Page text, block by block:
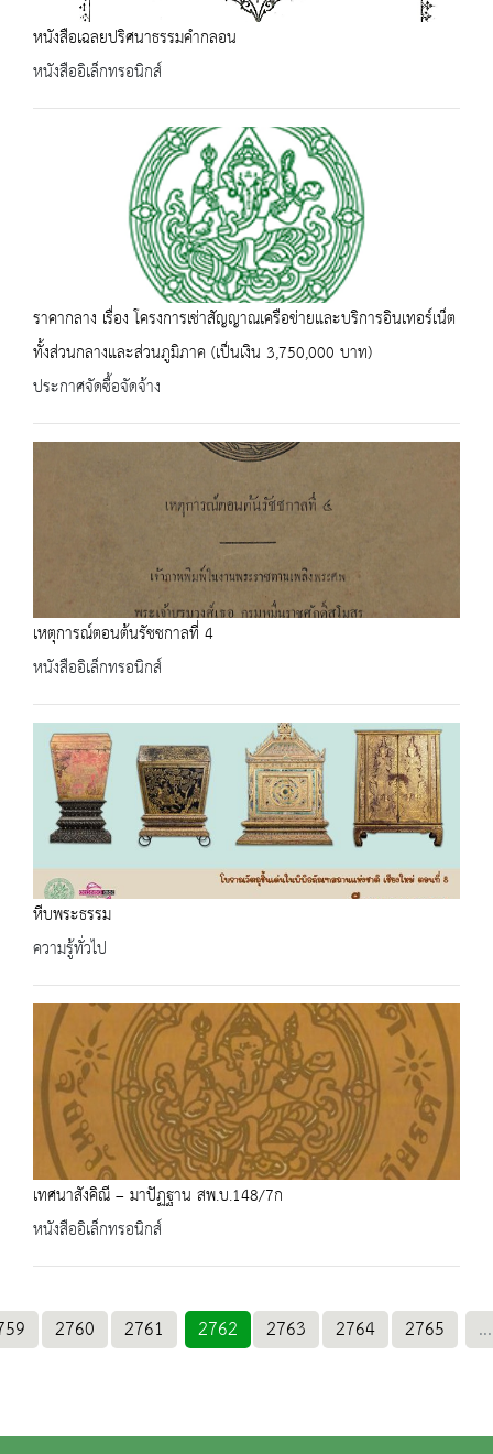
หนังสือเฉลยปริศนาธรรมคำกลอน
หนังสืออิเล็กทรอนิกส์
ราคากลาง เรื่อง โครงการเช่าสัญญาณเครือข่ายและบริการอินเทอร์เน็ต
ทั้งส่วนกลางและส่วนภูมิภาค (เป็นเงิน 3,750,000 บาท)
ประกาศจัดซื้อจัดจ้าง
เหตุการณ์ตอนต้นรัชชกาลที่ 4
หนังสืออิเล็กทรอนิกส์
หีบพระธรรม
ความรู้ทั่วไป
เทศนาสังคิณี – มาปัฏฐาน สพ.บ.148/7ก
หนังสืออิเล็กทรอนิกส์
2760 2761 2762 2763 2764 2765 ...